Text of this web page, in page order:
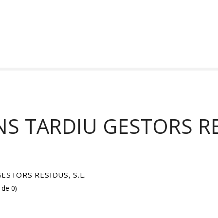
TARDIU GESTORS
RESIDUS, S.L.
0)